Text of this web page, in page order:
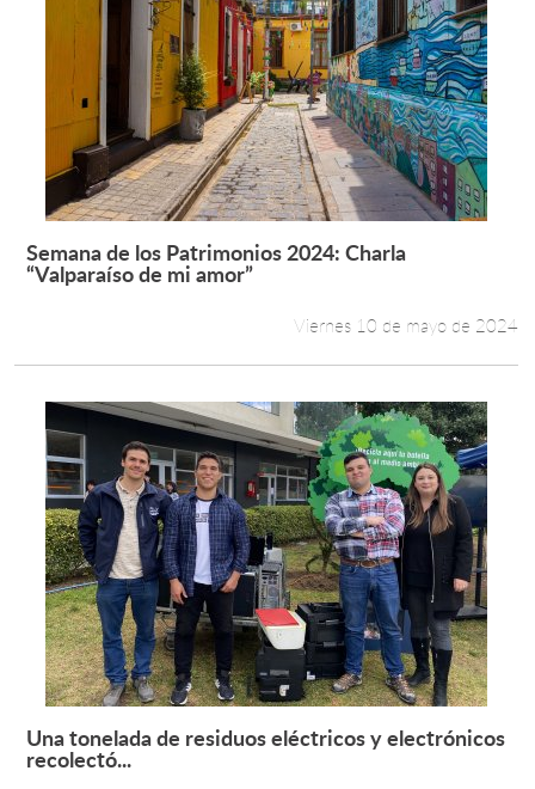
Leer más +
Semana de los Patrimonios 2024: Charla
“Valparaíso de mi amor”
Viernes 10 de mayo de 2024
Leer más +
Una tonelada de residuos eléctricos y electrónicos
recolectó...